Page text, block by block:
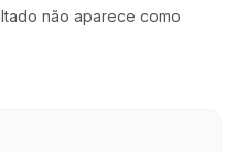
não aparece como